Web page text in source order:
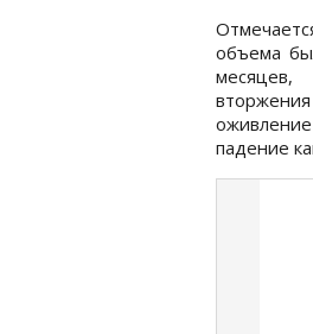
объема
месяцев,
падение